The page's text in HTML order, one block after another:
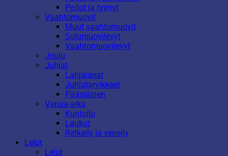
Peitot ja tyynyt
Vaahtomuovit
Muut vaahtomuovit
Solumuovilevyt
Vaahtomuovilevyt
Joulu
Juhlat
Lahjaideat
Juhlatarvikkeet
Pääsiäinen
Vapaa-aika
Kuntoilu
Laukut
Retkeily ja veneily
Lelut
Lelut